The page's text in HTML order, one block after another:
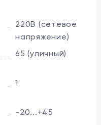
220В (сетевое
напряжение)
65 (уличный)
1
-20...+45